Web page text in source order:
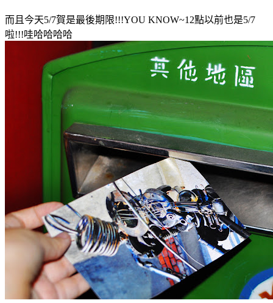
而且今天5/7賀是最後期限!!!YOU KNOW~12點以前也是5/7
啦!!!哇哈哈哈哈